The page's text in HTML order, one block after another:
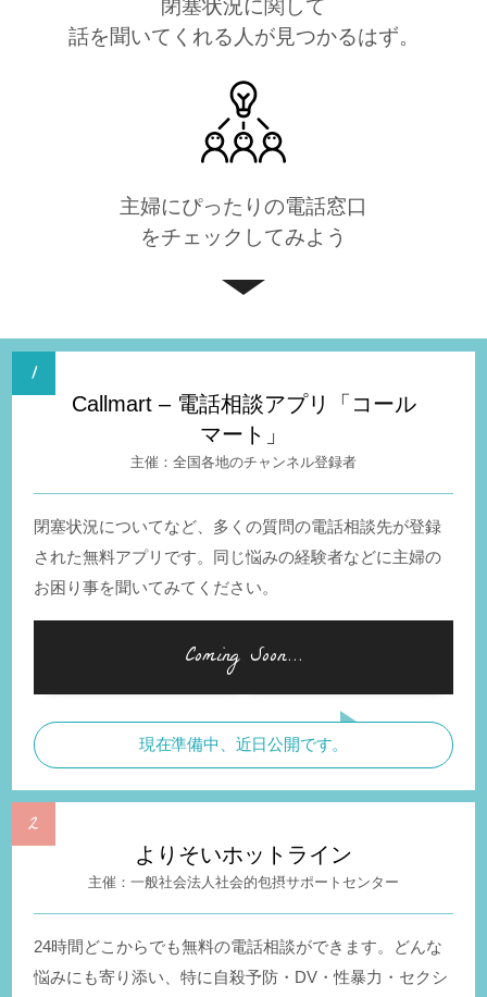
閉塞状況に関して
話を聞いてくれる人が見つかるはず。
主婦にぴったりの電話窓口
をチェックしてみよう
Callmart – 電話相談アプリ「コール
マート」
全国各地のチャンネル登録者
閉塞状況についてなど、多くの質問の電話相談先が登録
された無料アプリです。同じ悩みの経験者などに主婦の
お困り事を聞いてみてください。
現在準備中、近日公開です。
よりそいホットライン
一般社会法人社会的包摂サポートセンター
24時間どこからでも無料の電話相談ができます。どんな
悩みにも寄り添い、特に自殺予防・DV・性暴力・セクシ